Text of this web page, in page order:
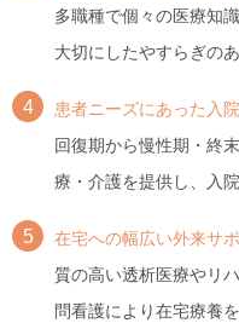
多職種で個々の医療知
大切にしたやすらぎの
4
患者ニーズにあった入
回復期から慢性期・終
療・介護を提供し、入
5
在宅への幅広い外来サ
質の高い透析医療やリ
問看護により在宅療養